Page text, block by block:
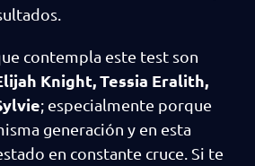
contempla este test son
Knight, Tessia Eralith,
; especialmente porque
generación y en esta
en constante cruce. Si te